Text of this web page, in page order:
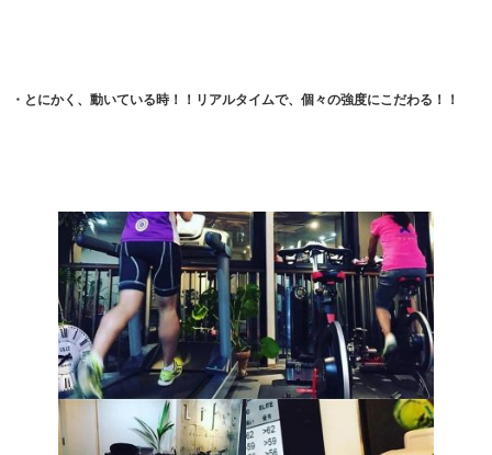
・とにかく、動いている時！！リアルタイムで、個々の強度にこだわる！！